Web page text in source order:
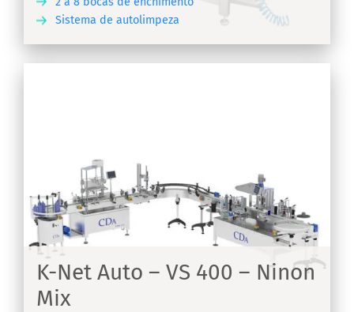
Sistema de autolimpeza
K-Net Auto – VS 400 – Ninon
Mix